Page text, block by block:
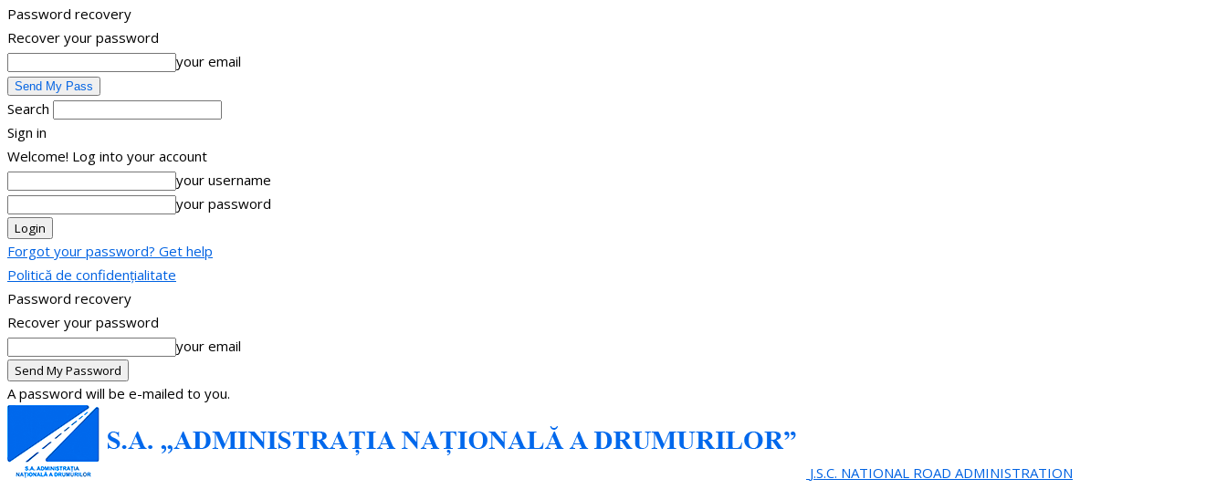
Password recovery
Recover your password
your email
Search
Sign in
Welcome! Log into your account
your username
your password
Forgot your password? Get help
Politică de confidențialitate
Password recovery
Recover your password
your email
A password will be e-mailed to you.
J.S.C. NATIONAL ROAD ADMINISTRATION